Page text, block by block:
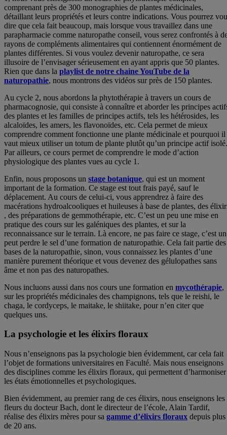
comprenant près de 300 monographies de plantes médicinales,
détaillant leurs propriétés et leurs contre indications. Vous pourrez
dire que cela fait beaucoup, mais lorsque vous travaillez dans une
parapharmacie comme naturopathe conseil, vous serez confrontés à
rayons de compléments alimentaires qui contiennent énormément de
plantes différentes. Si vous voulez devenir naturopathe, ce sera
illusoire de l’envisager sérieusement en ayant appris que 50 plantes.
Rien que dans la playlist de notre chaine YouTube de la
naturopathie, nous montrons des vidéos sur près de 150 plantes.
Au cycle 2, nous abordons la phytothérapie à travers un cours de
pharmacognosie, qui consiste à connaître et aborder les principes
des plantes et les familles de principes actifs, tels les hétérosides, les
alcaloïdes, les amers, les flavonoïdes, etc. Cela permet de mieux
comprendre comment fonctionne une plante médicinale et pourquoi il
vaut mieux utiliser un totum de plante plutôt qu’un principe actif isolé.
Par ailleurs, ce cours permet de comprendre le mode d’action
physiologique des plantes vues au cycle 1.
Enfin, nous proposons un stage botanique, qui est un moment
important de la formation. Ce stage est tout frais payé, sauf le
déplacement. Au cours de celui-ci, vous apprendrez à faire des
macérations hydroalcooliques et huileuses à base de plantes, des
, des préparations de gemmothérapie, etc. C’est un peu une mise en
pratique des cours sur les galéniques des plantes, et sur la
reconnaissance sur le terrain. Là encore, ne pas faire ce stage, c’est un
peut perdre le sel d’une formation de naturopathie. Cela fait partie des
bases de la naturopathie, sinon, vous connaissez les plantes d’une
manière purement théorique et vous devenez des gélulopathes sans
âme et non pas des naturopathes.
Nous incluons aussi dans nos cours une formation en mycothérapie,
sur les propriétés médicinales des champignons, tels que le reishi, le
chaga, le cordyceps, le maitake, le shiitake, pour n’en citer que
quelques uns.
La psychologie et les élixirs floraux
Nous n’enseignons pas la psychologie bien évidemment, car cela fait
l’objet de formations universitaires en Faculté. Mais nous enseignons
des disciplines comme les élixirs floraux, qui permettent d’harmoniser
les états émotionnelles et psychologiques.
Bien évidemment, au premier rang de ces élixirs, nous enseignons les
fleurs du docteur Bach, dont le directeur de l’école, Alain Tardif,
réalise des élixirs mères pour sa gamme d’élixirs floraux depuis plus
de 20 ans.